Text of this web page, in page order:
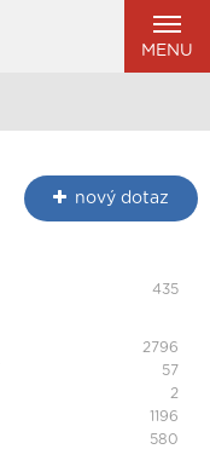
MENU
nový dotaz
435
2796
57
2
1196
580